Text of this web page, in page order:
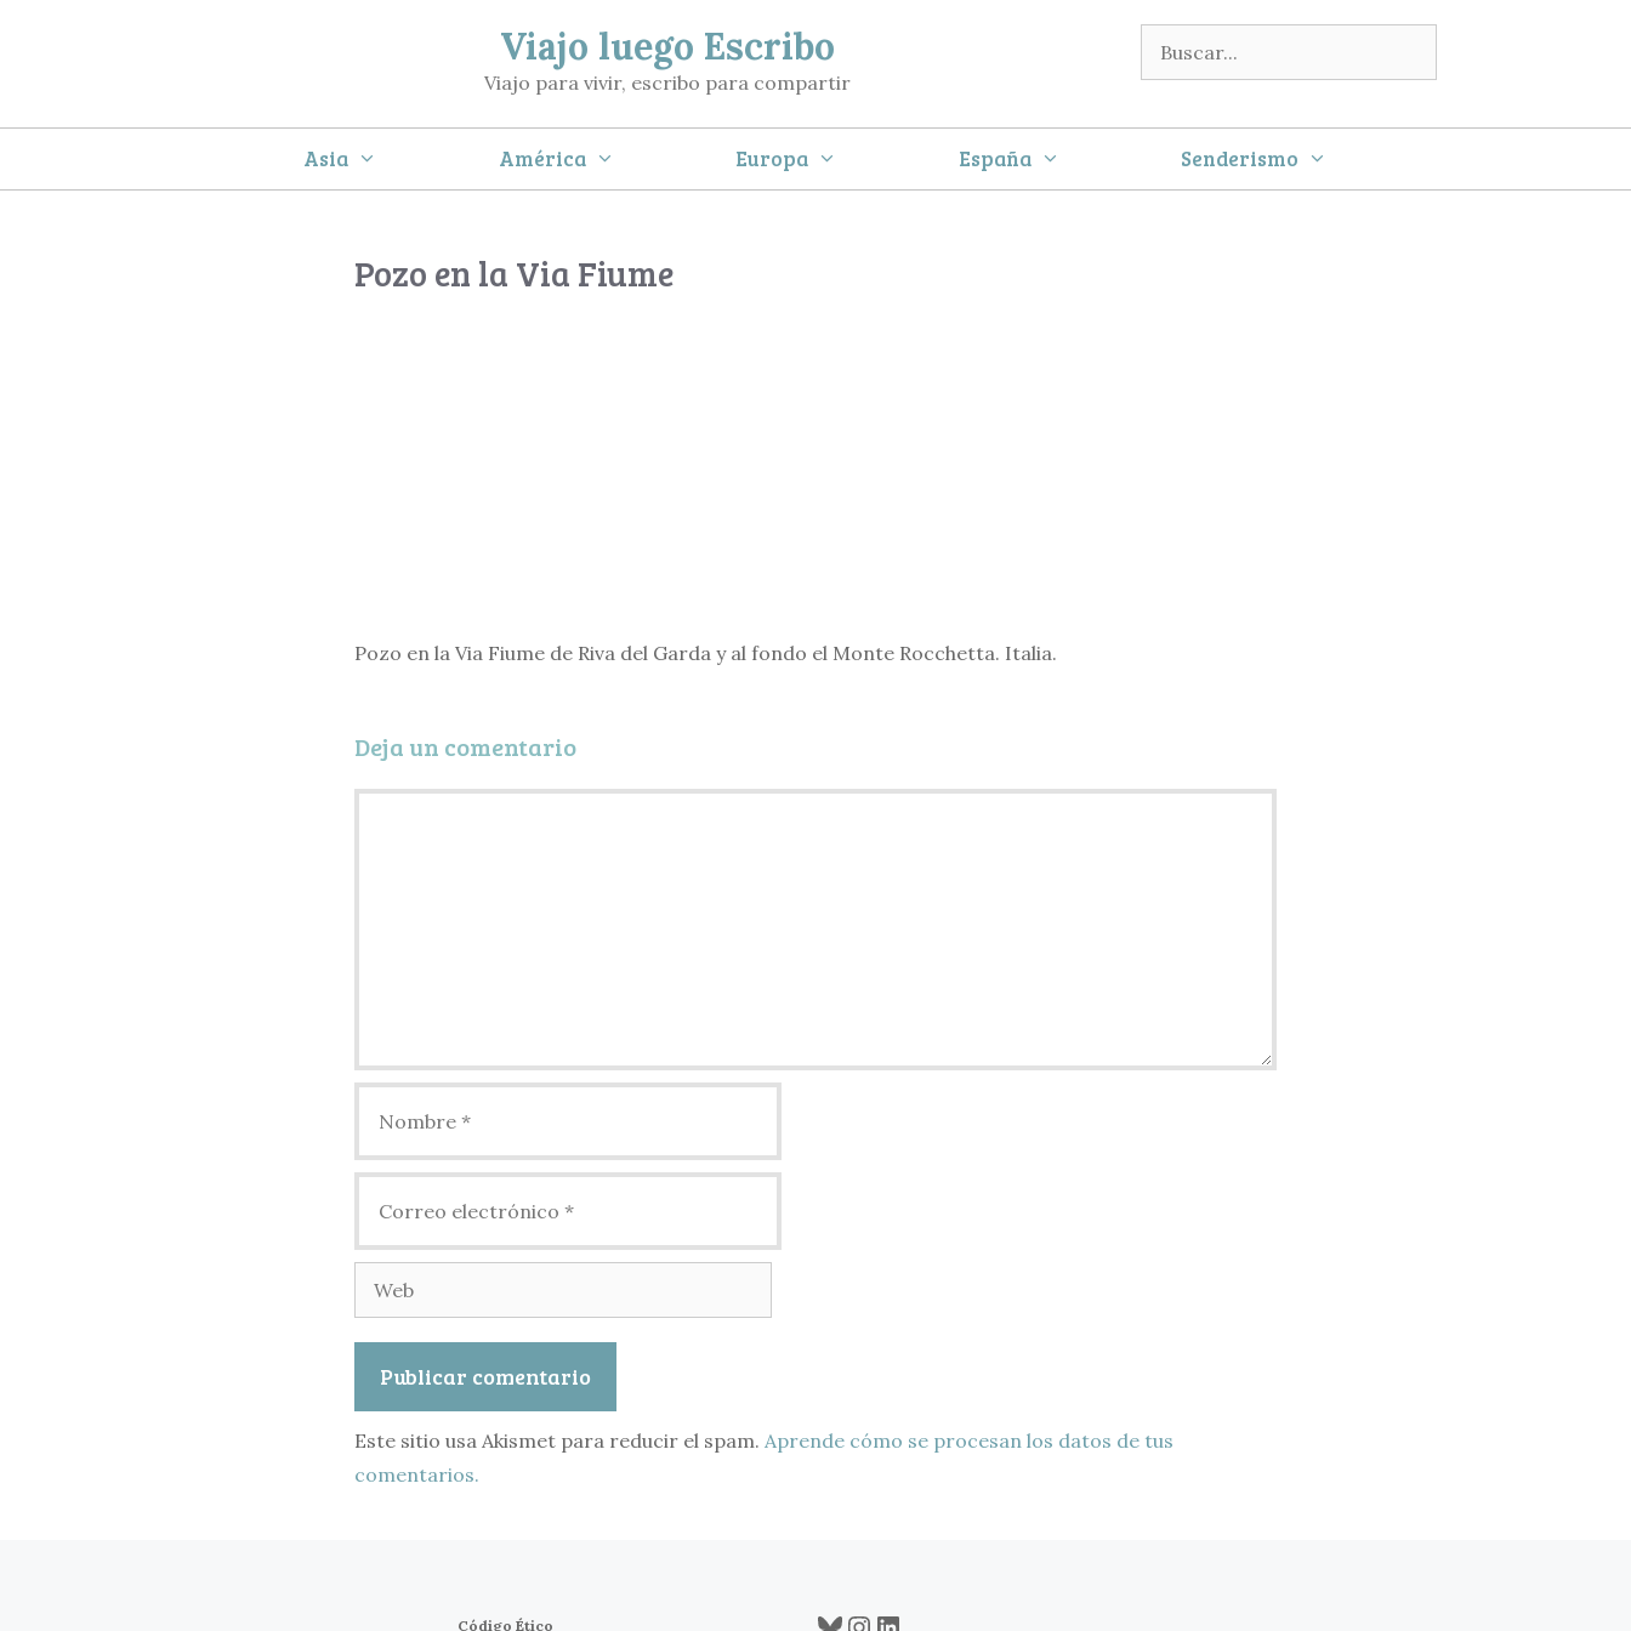
Buscar:
Viajo luego Escribo
Viajo para vivir, escribo para compartir
Asia América Europa España Senderismo
Pozo en la Via Fiume
Pozo en la Via Fiume de Riva del Garda y al fondo el Monte Rocchetta. Italia.
Deja un comentario
electrónico
Web
Este sitio usa Akismet para reducir el spam. Aprende cómo se procesan los datos de tus
comentarios.
Código Ético